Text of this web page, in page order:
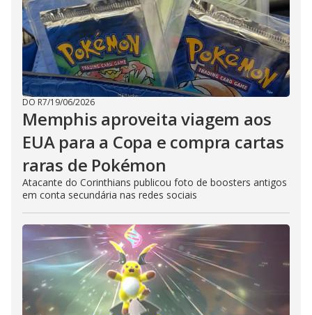
DO R7/19/06/2026
Memphis aproveita viagem aos
EUA para a Copa e compra cartas
raras de Pokémon
Atacante do Corinthians publicou foto de boosters antigos
em conta secundária nas redes sociais